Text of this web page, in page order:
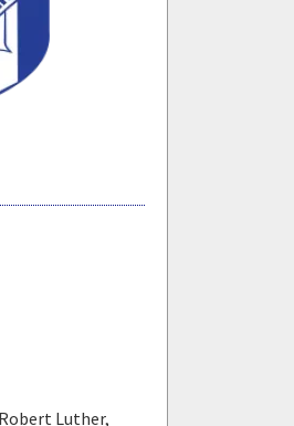
Robert Luther,